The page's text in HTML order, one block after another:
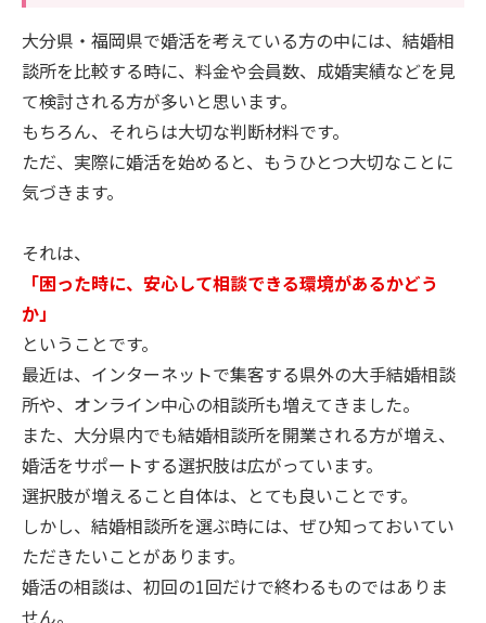
大分県・福岡県で婚活を考えている方の中には、結婚相
談所を比較する時に、料金や会員数、成婚実績などを見
て検討される方が多いと思います。
もちろん、それらは大切な判断材料です。
ただ、実際に婚活を始めると、もうひとつ大切なことに
気づきます。
それは、
「困った時に、安心して相談できる環境があるかどう
か」
ということです。
最近は、インターネットで集客する県外の大手結婚相談
所や、オンライン中心の相談所も増えてきました。
また、大分県内でも結婚相談所を開業される方が増え、
婚活をサポートする選択肢は広がっています。
選択肢が増えること自体は、とても良いことです。
しかし、結婚相談所を選ぶ時には、ぜひ知っておいてい
ただきたいことがあります。
婚活の相談は、初回の1回だけで終わるものではありま
せん。